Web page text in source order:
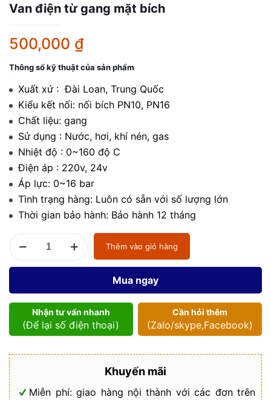
Van điện từ gang mặt bích
500,000 ₫
Thông số kỹ thuật của sản phẩm
Xuất xứ : Đài Loan, Trung Quốc
Kiểu kết nối: nối bích PN10, PN16
Chất liệu: gang
Sử dụng : Nước, hơi, khí nén, gas
Nhiệt độ : 0~160 độ C
Điện áp : 220v, 24v
Áp lực: 0~16 bar
Tình trạng hàng: Luôn có sẵn với số lượng lớn
Thời gian bảo hành: Bảo hành 12 tháng
điện
gang
bích
số
Thêm vào giỏ hàng
Mua ngay
Nhận tư vấn nhanh
(Để lại số điện thoại)
Cần hỏi thêm
(Zalo/skype,Facebook)
Khuyến mãi
Miễn phí: giao hàng nội thành với các đơn trên